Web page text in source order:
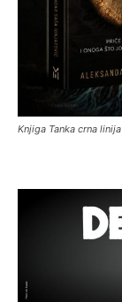
Knjiga Tanka crna linija